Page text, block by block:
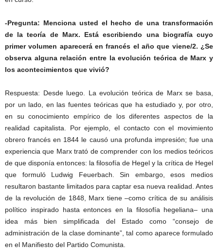
-Pregunta: Menciona usted el hecho de una transformación
de la teoría de Marx. Está escribiendo una biografía cuyo
primer volumen aparecerá en francés el año que viene/2. ¿Se
observa alguna relación entre la evolución teórica de Marx y
los acontecimientos que vivió?
Respuesta: Desde luego. La evolución teórica de Marx se basa,
por un lado, en las fuentes teóricas que ha estudiado y, por otro,
en su conocimiento empírico de los diferentes aspectos de la
realidad capitalista. Por ejemplo, el contacto con el movimiento
obrero francés en 1844 le causó una profunda impresión; fue una
experiencia que Marx trató de comprender con los medios teóricos
de que disponía entonces: la filosofía de Hegel y la crítica de Hegel
que formuló Ludwig Feuerbach. Sin embargo, esos medios
resultaron bastante limitados para captar esa nueva realidad. Antes
de la revolución de 1848, Marx tiene –como crítica de su análisis
político inspirado hasta entonces en la filosofía hegeliana– una
idea más bien simplificada del Estado como “consejo de
administración de la clase dominante”, tal como aparece formulado
en el Manifiesto del Partido Comunista.